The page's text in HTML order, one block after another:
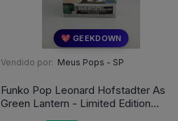
💖 GEEKDOWN
Vendido por: Meus Pops - SP
Funko Pop Leonard Hofstadter As
Green Lantern - Limited Edition